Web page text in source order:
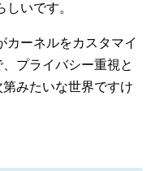
いです。
カーネルをカスタマイ
プライバシー重視と
みたいな世界ですけ